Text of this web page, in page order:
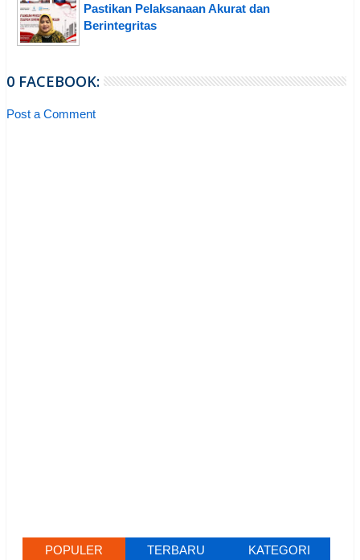
Pastikan Pelaksanaan Akurat dan
Berintegritas
0 FACEBOOK:
Post a Comment
POPULER TERBARU KATEGORI